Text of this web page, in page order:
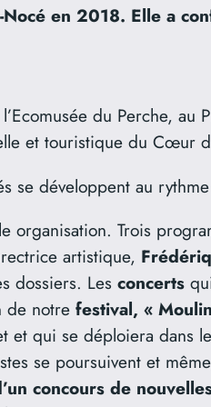
en 2018. Elle a
du Perche,
et touristique du Cœur
se développent au
Trois
artistique,
dossiers. Les concerts
de notre festival, «
qui se déploiera dans
se poursuivent et
concours de